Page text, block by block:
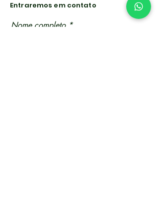
Entraremos em contato
Nome completo